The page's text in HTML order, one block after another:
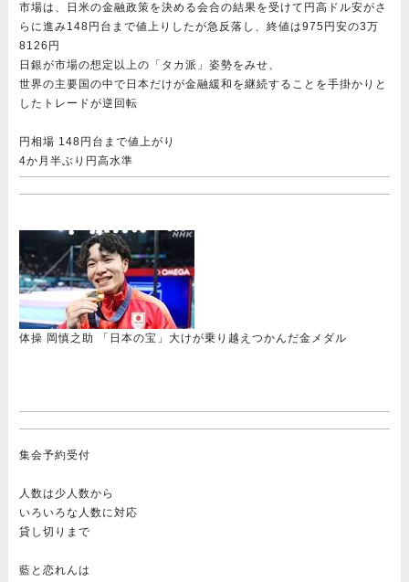
市場は、日米の金融政策を決める会合の結果を受けて円高ドル安がさ
らに進み148円台まで値上りしたが急反落し、終値は975円安の3万
8126円
日銀が市場の想定以上の「タカ派」姿勢をみせ、
世界の主要国の中で日本だけが金融緩和を継続することを手掛かりと
したトレードが逆回転
円相場 148円台まで値上がり
4か月半ぶり円高水準
体操 岡慎之助 「日本の宝」大けが乗り越えつかんだ金メダル
集会予約受付
人数は少人数から
いろいろな人数に対応
貸し切りまで
藍と恋れんは